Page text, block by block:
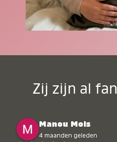
Zij zijn al
Manou Mols
4 maanden geleden